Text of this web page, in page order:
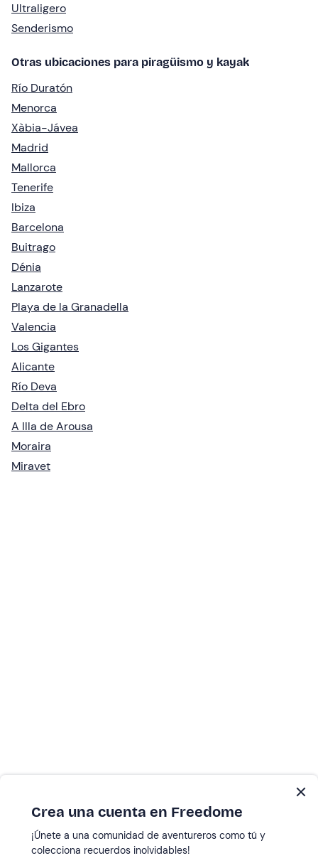
Ultraligero
Senderismo
Otras ubicaciones para piragüismo y kayak
Río Duratón
Menorca
Xàbia-Jávea
Madrid
Mallorca
Tenerife
Ibiza
Barcelona
Buitrago
Dénia
Lanzarote
Playa de la Granadella
Valencia
Los Gigantes
Alicante
Río Deva
Delta del Ebro
A Illa de Arousa
Moraira
Miravet
Crea una cuenta en Freedome
¡Únete a una comunidad de aventureros como tú y
colecciona recuerdos inolvidables!